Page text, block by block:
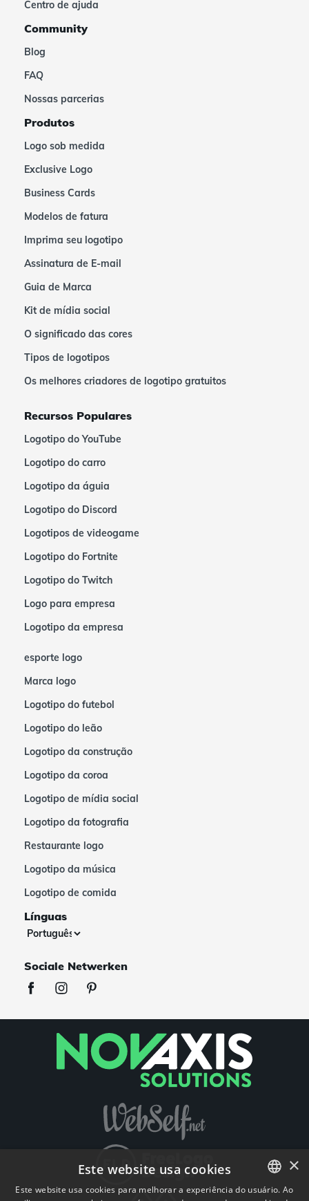
Centro de ajuda
Community
Blog
FAQ
Nossas parcerias
Produtos
Logo sob medida
Exclusive Logo
Business Cards
Modelos de fatura
Imprima seu logotipo
Assinatura de E-mail
Guia de Marca
Kit de mídia social
O significado das cores
Tipos de logotipos
Os melhores criadores de logotipo gratuitos
Recursos Populares
Logotipo do YouTube
Logotipo do carro
Logotipo da águia
Logotipo do Discord
Logotipos de videogame
Logotipo do Fortnite
Logotipo do Twitch
Logo para empresa
Logotipo da empresa
esporte logo
Marca logo
Logotipo do futebol
Logotipo do leão
Logotipo da construção
Logotipo da coroa
Logotipo de mídia social
Logotipo da fotografia
Restaurante logo
Logotipo da música
Logotipo de comida
Línguas
Sociale Netwerken
×
Este website usa cookies
Este website usa cookies para melhorar a experiência do usuário. Ao